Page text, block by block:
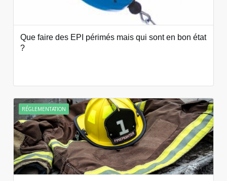
Que faire des EPI périmés mais qui sont en bon état
?
RÉGLEMENTATION